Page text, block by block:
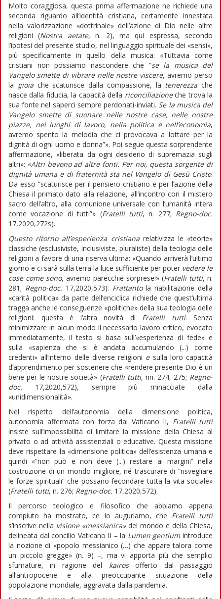
Molto coraggiosa, questa prima affermazione ne richiede una
seconda riguardo all’identità cristiana, certamente innestata
nella valorizzazione «dottrinale» dell’azione di Dio nelle altre
religioni (Nostra aetate,n. 2), ma qui espressa, secondo
l’ipotesi del presente studio, nel linguaggio spirituale dei «sensi»,
più specificamente in quello della musica: «Tuttavia come
cristiani non possiamo nascondere che “se la musica del
Vangelo smette di vibrare nelle nostre viscere, avremo perso
la gioiache scaturisce dalla compassione, la tenerezza che
nasce dalla fiducia, la capacità della riconciliazioneche trova la
sua fonte nel saperci sempre perdonati-inviati. Se la musica del
Vangelo smette di suonare nelle nostre case, nelle nostre
piazze, nei luoghi di lavoro, nella politica e nell’economia,
avremo spento la melodia che ci provocava a lottare per la
dignità di ogni uomo e donna”». Poi segue questa sorprendente
affermazione, «liberata da ogni desiderio di supremazia sugli
altri»: «Altri bevono ad altre fonti. Per noi, questa sorgente di
dignità umana e di fraternità sta nel Vangelo di Gesù Cristo.
Da esso “scaturisce per il pensiero cristiano e per l’azione della
Chiesa il primato dato alla relazione, all’incontro con il mistero
sacro dell’altro, alla comunione universale con l’umanità intera
come vocazione di tutti”» (Fratelli tutti, n. 277; Regno-doc.
17,2020,272s).
Questo ritorno all’esperienza cristianarelativizza le «teorie»
classiche (esclusiviste, inclusiviste, pluraliste) della teologia delle
religioni a favore di una riserva ultima: «Quando arriverà l’ultimo
giorno e ci sarà sulla terra la luce sufficiente per poter vedere le
cose come sono, avremo parecchie sorprese!» (Fratelli tutti, n.
281; Regno-doc. 17,2020,573). Frattantola riabilitazione della
«carità politica» da parte dell’enciclica richiede che quest’ultima
tragga anche le conseguenze «politiche» della sua teologia delle
religioni: questa è l’altra novità di Fratelli tutti. Senza
minimizzare in alcun modo il necessario lavoro critico, evocato
immediatamente, il testo si basa sull’«esperienza di fede» e
sulla «sapienza che si è andata accumulando (...) come
credenti» all’interno delle diverse religioni esulla loro capacità
d’apprendimento per sostenere che «rendere presente Dio è un
bene per le nostre società» (Fratelli tutti, nn. 274, 275; Regno-
doc. 17,2020,572), sempre più minacciate dalla
«unidimensionalità».
Nel rispetto dell’autonomia della dimensione politica,
autonomia affermata con forza dal Vaticano II, Fratelli tutti
insiste sull’impossibilità di limitare la missione della Chiesa al
privato o ad attività assistenziali o educative. Questa missione
deve rispettare la «dimensione politica» dell’esistenza umana e
quindi «“non può e non deve (...) restare ai margini” nella
costruzione di un mondo migliore, né trascurare di “risvegliare
le forze spirituali” che possano fecondare tutta la vita sociale»
(Fratelli tutti, n. 276; Regno-doc. 17,2020,572).
Il percorso teologico e filosofico che abbiamo appena
compiuto ha mostrato, ce lo auguriamo, che Fratelli tutti
s’inscrive nella visione «messianica»del mondo e della Chiesa,
delineata dal concilio Vaticano II – la Lumen gentiumintroduce
la nozione di «popolo messianico (…) che appare talora come
un piccolo gregge» (n. 9) –, ma vi apporta più che semplici
sfumature, in ragione del kairosofferto dal passaggio
all’antropocene e alla preoccupante situazione della
popolazione mondiale, aggravata dalla pandemia.